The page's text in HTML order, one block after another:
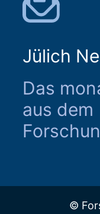
Jülich
Das
aus dem
©